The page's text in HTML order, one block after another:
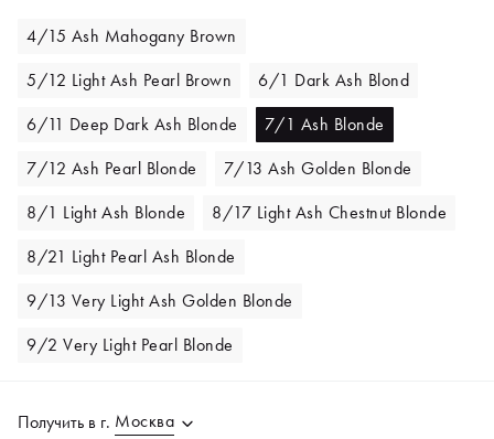
4/15 Ash Mahogany Brown
5/12 Light Ash Pearl Brown
6/1 Dark Ash Blond
6/11 Deep Dark Ash Blonde
7/1 Ash Blonde
7/12 Ash Pearl Blonde
7/13 Ash Golden Blonde
8/1 Light Ash Blonde
8/17 Light Ash Chestnut Blonde
8/21 Light Pearl Ash Blonde
9/13 Very Light Ash Golden Blonde
9/2 Very Light Pearl Blonde
Получить в г. Москва